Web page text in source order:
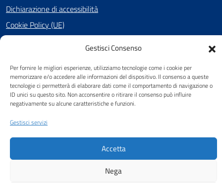
Gestisci Consenso
Per fornire le migliori esperienze, utilizziamo tecnologie come i cookie per
memorizzare e/o accedere alle informazioni del dispositivo. Il consenso a queste
tecnologie ci permetterà di elaborare dati come il comportamento di navigazione o
ID unici su questo sito. Non acconsentire o ritirare il consenso può influire
negativamente su alcune caratteristiche e funzioni.
Gestisci servizi
Accetta
Nega
Dichiarazione di accessibilità
Cookie Policy (UE)
Facebook
Attuazione Misure PNRR